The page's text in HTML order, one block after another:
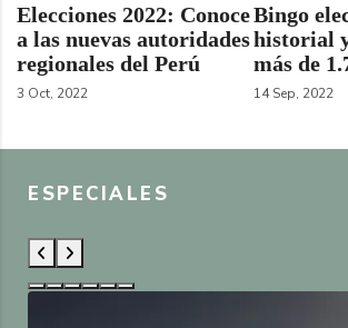
Elecciones 2022: Conoce
a las nuevas autoridades
regionales del Perú
3 Oct, 2022
Bingo
historial
más de
14 Sep, 2022
ESPECIALES